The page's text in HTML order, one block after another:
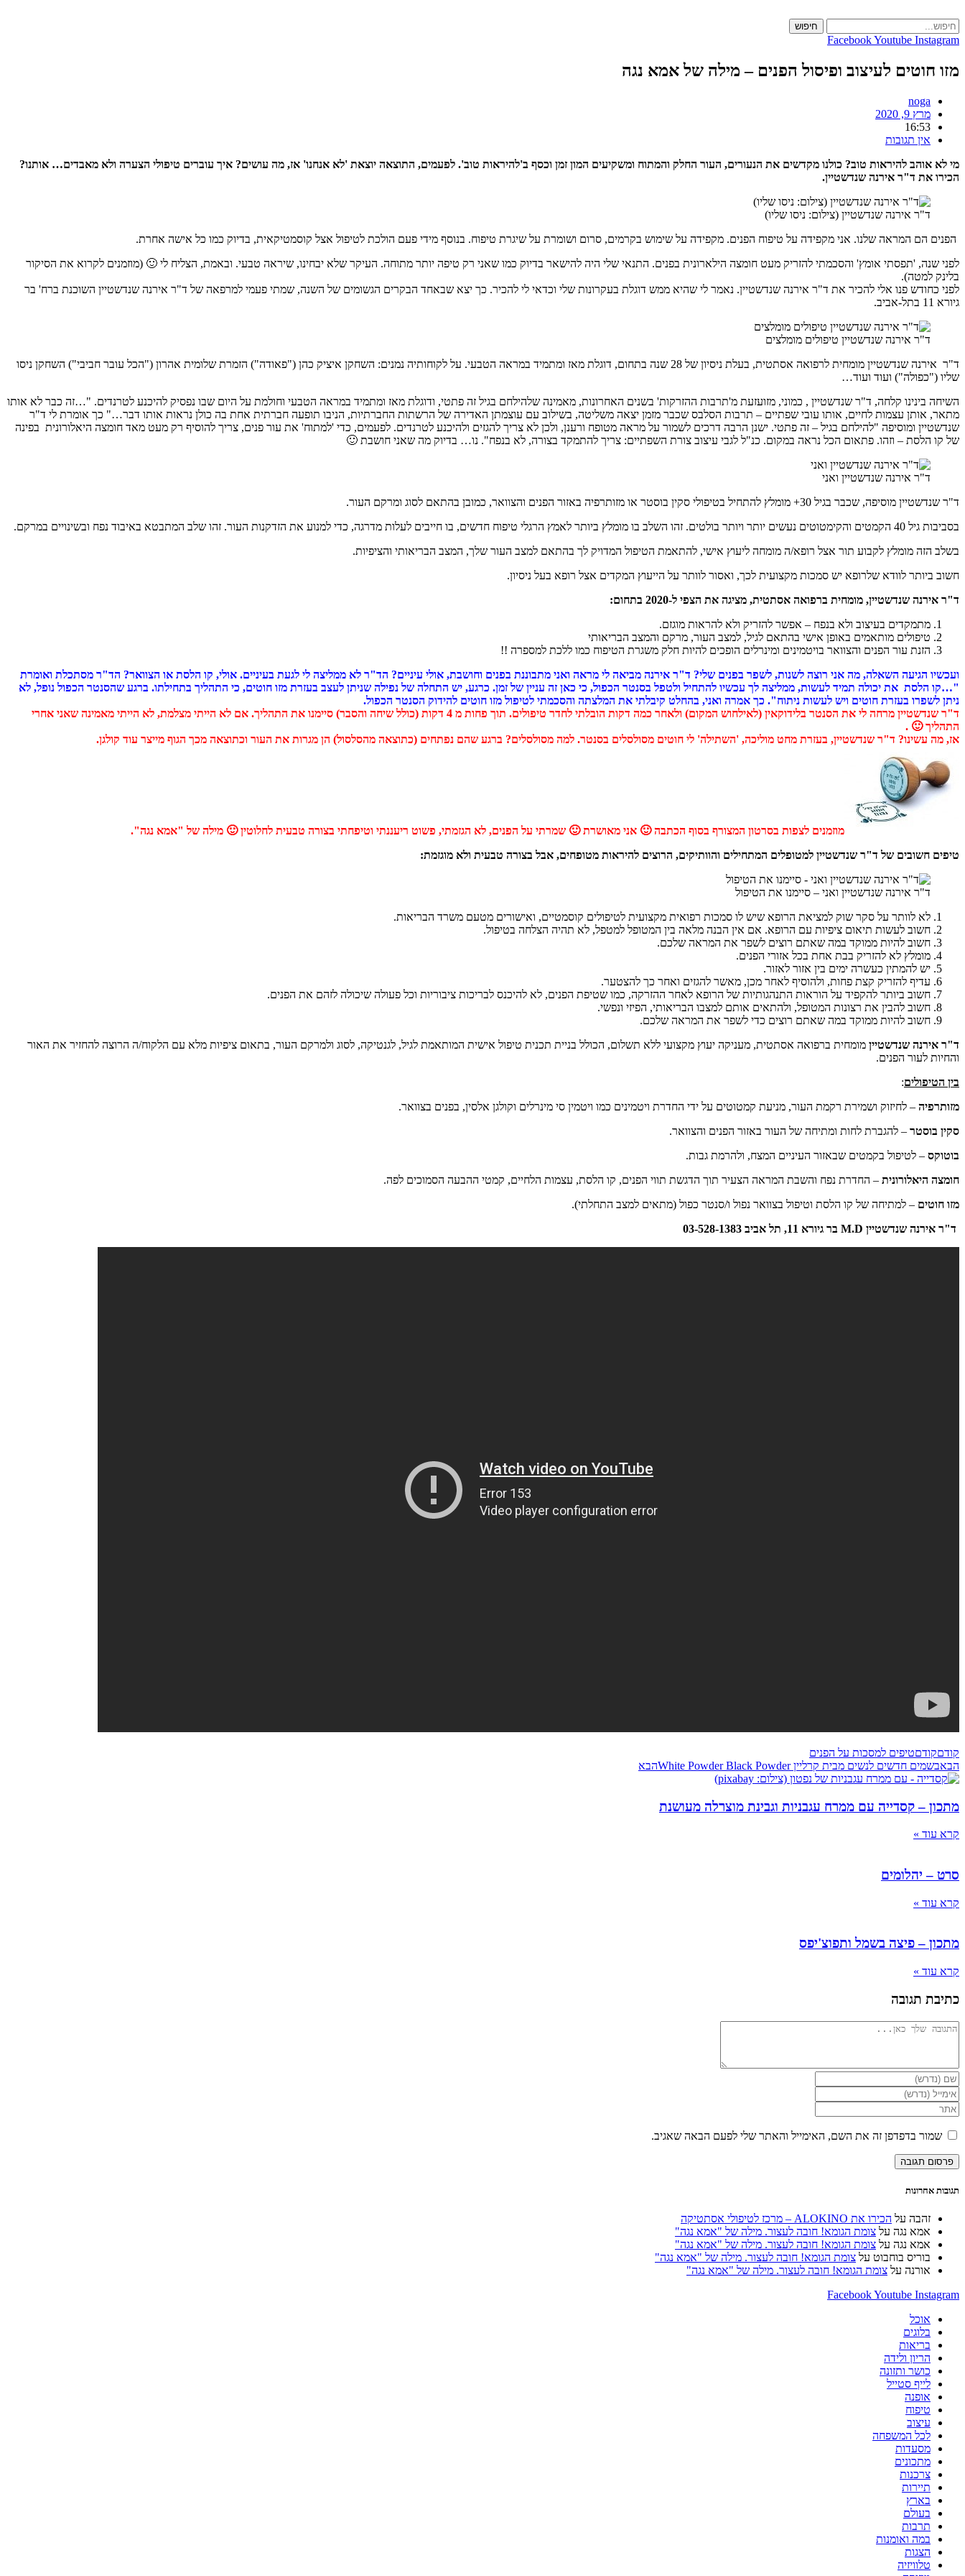
to
content
חיפוש
FacebookYoutube Instagram
מזו חוטים לעיצוב ופיסול הפנים – מילה של אמא נגה
noga
מרץ 9, 2020
16:53
אין תגובות
מי לא אוהב להיראות טוב? כולנו מקדשים את הנעורים, העור החלק והמתוח ומשקיעים המון זמן וכסף ב'להיראות טוב'. לפעמים, התוצאה יוצאת 'לא אנחנו' אז, מה עושים? איך עוברים טיפולי הצערה ולא מאבדים… אותנו?
הכירו את ד"ר אירנה שנדשטיין.
ד"ר אירנה שנדשטיין (צילום: ניסו שליו)
הפנים הם המראה שלנו. אני מקפידה על טיפוח הפנים. מקפידה על שימוש בקרמים, סרום ושומרת על שיגרת טיפוח. בנוסף מידי פעם הולכת לטיפול אצל קוסמטיקאית, בדיוק כמו כל אישה אחרת.
לפני שנה, 'תפסתי אומץ' והסכמתי להזריק מעט חומצה הילארונית בפנים. התנאי שלי היה להישאר בדיוק כמו שאני רק טיפה יותר מתוחה. העיקר שלא יבחינו, שיראה טבעי. ובאמת, הצליח לי 🙂 (מוזמנים לקרוא את הסיקור
בלינק למטה).
לפני כחודש פנו אלי להכיר את ד"ר אירנה שנדשטיין. נאמר לי שהיא ממש דוגלת בעקרונות שלי וכדאי לי להכיר. כך יצא שבאחד הבקרים הגשומים של השנה, שמתי פעמי למרפאה של ד"ר אירנה שנדשטיין השוכנת ברח' בר
גיורא 11 בתל-אביב.
ד"ר אירנה שנדשטיין טיפולים מומלצים
ד"ר אירנה שנדשטיין מומחית לרפואה אסתטית, בעלת ניסיון של 28 שנה בתחום, דוגלת מאז ומתמיד במראה הטבעי. על לקוחותיה נמנים: השחקן איציק כהן ("פאודה") הזמרת שלומית אהרון ("הכל עובר חביבי") השחקן ניסו
שליו ("כפולה") ועוד ועוד…
השיחה בינינו קלחה, ד"ר שנדשטיין , כמוני, מזועזעת מ'תרבות ההזרקות' בשנים האחרונות, מאמינה שלהילחם בגיל זה פתטי, ודוגלת מאז ומתמיד במראה הטבעי וחולמת על היום שבו נפסיק להיכנע לטרנדים. "…זה כבר לא אותו
מתאר, אותן עצמות לחיים, אותו עובי שפתיים – תרבות הסלבס שכבר מזמן יצאה משליטה, בשילוב עם עוצמתן האדירה של הרשתות החברתיות, הניבו תופעה חברתית אחת בה כולן נראות אותו דבר…" כך אומרת לי ד"ר
שנדשטיין ומוסיפה "להילחם בגיל – זה פתטי. ישנן הרבה דרכים לשמור על מראה מטופח ורענן, ולכן לא צריך להגזים ולהיכנע לטרנדים. לפעמים, כדי 'למתוח' את עור פנים, צריך להוסיף רק מעט מאד חומצה היאלורונית בפינה
של קו הלסת – וזהו. פתאום הכל נראה במקום. כנ"ל לגבי עיצוב צורת השפתיים: צריך להתמקד בצורה, לא בנפח". נו… בדיוק מה שאני חושבת 🙂
ד"ר אירנה שנדשטיין ואני
ד"ר שנדשטיין מוסיפה, שכבר בגיל 30+ מומלץ להתחיל בטיפולי סקין בוסטר או מזותרפיה באזור הפנים והצוואר, כמובן בהתאם לסוג ומרקם העור.
בסביבות גיל 40 הקמטים והקימטוטים נעשים יותר ויותר בולטים. זהו השלב בו מומלץ ביותר לאמץ הרגלי טיפוח חדשים, בו חייבים לעלות מדרגה, כדי למנוע את הזדקנות העור. זהו שלב המתבטא באיבוד נפח ובשינויים במרקם.
בשלב הזה מומלץ לקבוע תור אצל רופא/ה מומחה ליעוץ אישי, להתאמת הטיפול המדויק לך בהתאם למצב העור שלך, המצב הבריאותי והציפיות.
חשוב ביותר לוודא שלרופא יש סמכות מקצועית לכך, ואסור לוותר על הייעוץ המקדים אצל רופא בעל ניסיון.
ד"ר אירנה שנדשטיין, מומחית ברפואה אסתטית, מציגה את הצפי ל-2020 בתחום:
מתמקדים בעיצוב ולא בנפח – אפשר להזריק ולא להראות מוגזם.
טיפולים מותאמים באופן אישי בהתאם לגיל, למצב העור, מרקם והמצב הבריאותי
הזנת עור הפנים והצוואר בויטמינים ומינרלים הופכים להיות חלק משגרת הטיפוח כמו ללכת למספרה !!
ועכשיו הגיעה השאלה, מה אני רוצה לשנות, לשפר בפנים שלי? ד"ר אירנה מביאה לי מראה ואני מתבוננת בפנים וחושבת, אולי עיניים? הד"ר לא ממליצה לי לגעת בעיניים. אולי, קו הלסת או הצוואר? הד"ר מסתכלת ואומרת
"…קו הלסת את יכולה תמיד לעשות, ממליצה לך עכשיו להתחיל ולטפל בסנטר הכפול, כי כאן זה עניין של זמן. כרגע, יש התחלה של נפילה שניתן לעצב בעזרת מזו חוטים, כי התהליך בתחילתו. ברגע שהסנטר הכפול נופל, לא
ניתן לשפרו בעזרת חוטים ויש לעשות ניתוח". כך אמרה ואני, בהחלט קיבלתי את המלצתה והסכמתי לטיפול מזו חוטים להידוק הסנטר הכפול.
ד"ר שנדשטיין מרחה לי את הסנטר בלידוקאין (לאילחוש המקום) ולאחר כמה דקות הובלתי לחדר טיפולים. תוך פחות מ 4 דקות (כולל שיחה והסבר) סיימנו את התהליך. אם לא הייתי מצלמת, לא הייתי מאמינה שאני אחרי
התהליך 🙂 .
אז, מה עשינו? ד"ר שנדשטיין, בעזרת מחט מוליכה, 'השתילה' לי חוטים מסולסלים בסנטר. למה מסולסלים? ברגע שהם נפתחים (כתוצאה מהסלסול) הן מגרות את העור וכתוצאה מכך הגוף מייצר עוד קולגן.
מוזמנים לצפות בסרטון המצורף בסוף הכתבה 🙂 אני מאושרת 🙂 שמרתי על הפנים, לא הגזמתי, פשוט ריעננתי וטיפחתי בצורה טבעית לחלוטין 🙂 מילה של "אמא נגה".
טיפים חשובים של ד"ר שנדשטיין למטופלים המתחילים והוותיקים, הרוצים להיראות מטופחים, אבל בצורה טבעית ולא מוגזמת:
ד"ר אירנה שנדשטיין ואני – סיימנו את הטיפול
לא לוותר על סקר שוק למציאת הרופא שיש לו סמכות רפואית מקצועית לטיפולים קוסמטיים, ואישורים מטעם משרד הבריאות.
חשוב לעשות תיאום ציפיות עם הרופא. אם אין הבנה מלאה בין המטופל למטפל, לא תהיה הצלחה בטיפול.
חשוב להיות ממוקד במה שאתם רוצים לשפר את המראה שלכם.
מומלץ לא להזריק בבת אחת בכל אזורי הפנים.
יש להמתין כעשרה ימים בין אזור לאזור.
עדיף להזריק קצת פחות, ולהוסיף לאחר מכן, מאשר להגזים ואחר כך להצטער.
חשוב ביותר להקפיד על הוראות התנהגותיות של הרופא לאחר ההזרקה, כמו שטיפת הפנים, לא להיכנס לבריכות ציבוריות וכל פעולה שיכולה לזהם את הפנים.
חשוב להבין את רצונות המטופל, ולהתאים אותם למצבו הבריאותי, הפיזי ונפשי.
חשוב להיות ממוקד במה שאתם רוצים כדי לשפר את המראה שלכם.
ד"ר אירנה שנדשטיין מומחית ברפואה אסתטית, מעניקה יעוץ מקצועי ללא תשלום, הכולל בניית תכנית טיפול אישית המותאמת לגיל, לגנטיקה, לסוג ולמרקם העור, בתאום ציפיות מלא עם הלקוח/ה הרוצה להחזיר את האור
והחיות לעור הפנים.
בין הטיפולים:
מזותרפיה – לחיזוק ושמירת רקמת העור, מניעת קמטוטים על ידי החדרת ויטמינים כמו ויטמין סי מינרלים וקולגן אלסין, בפנים בצוואר.
סקין בוסטר – להגברת לחות ומתיחה של העור באזור הפנים והצוואר.
בוטוקס – לטיפול בקמטים שבאזור העיניים המצח, ולהרמת גבות.
חומצה היאלורונית – החדרת נפח והשבת המראה הצעיר תוך הדגשת תווי הפנים, קו הלסת, עצמות הלחיים, קמטי ההבעה הסמוכים לפה.
מזו חוטים – למתיחה של קו הלסת וטיפול בצוואר נפול ו/סנטר כפול (מתאים למצב התחלתי).
ד"ר אירנה שנדשטיין M.D בר גיורא 11 , תל אביב 03-528-1383
קודםקודםטיפים למסכות על הפנים
הבאבשמים חדשים לנשים מבית קרליין White Powder Black Powder הבא
מתכון – קסדייה עם ממרח עגבניות וגבינת מוצרלה מעושנת
קרא עוד »
סרט – יהלומים
קרא עוד »
מתכון – פיצה בשמל ותפוצ'יפס
קרא עוד »
כתיבת תגובה
להגיב
הזן
את
השם
שלך
או
שם
משתמש
כדי
הזן
את
כתובת
דואר
האלקטרוני
שלך
כדי
הזן
את
כתובת
האינטרנט
שלך
שמור בדפדפן זה את השם, האימייל והאתר שלי לפעם הבאה שאגיב.
תגובות אחרונות
זהבה על הכירו את ALOKINO – מרכז לטיפולי אסתטיקה
אמא נגה על צומת הגומא! חובה לעצור. מילה של "אמא נגה"
אמא נגה על צומת הגומא! חובה לעצור. מילה של "אמא נגה"
בוריס בוחבוט על צומת הגומא! חובה לעצור. מילה של "אמא נגה"
אורנה על צומת הגומא! חובה לעצור. מילה של "אמא נגה"
FacebookYoutube Instagram
אוכל
בלוגים
בריאות
הריון ולידה
כושר ותזונה
לייף סטייל
אופנה
טיפוח
עיצוב
לכל המשפחה
מסעדות
מתכונים
צרכנות
תיירות
בארץ
בעולם
תרבות
במה ואומנות
הצגות
טלוויזיה